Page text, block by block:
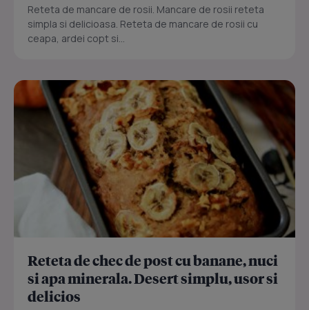
Reteta de mancare de rosii. Mancare de rosii reteta
simpla si delicioasa. Reteta de mancare de rosii cu
ceapa, ardei copt si...
Reteta de chec de post cu banane, nuci
si apa minerala. Desert simplu, usor si
delicios